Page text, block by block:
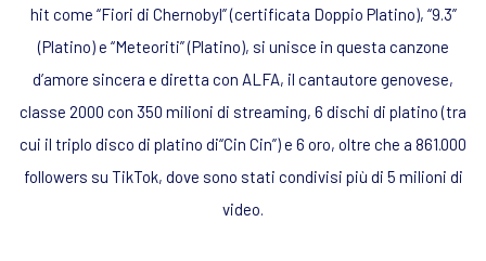
hit come “Fiori di Chernobyl” (certificata Doppio Platino), “9.3”
(Platino) e “Meteoriti” (Platino), si unisce in questa canzone
d’amore sincera e diretta con ALFA, il cantautore genovese,
classe 2000 con 350 milioni di streaming, 6 dischi di platino (tra
cui il triplo disco di platino di“Cin Cin”) e 6 oro, oltre che a 861.000
followers su TikTok, dove sono stati condivisi più di 5 milioni di
video.